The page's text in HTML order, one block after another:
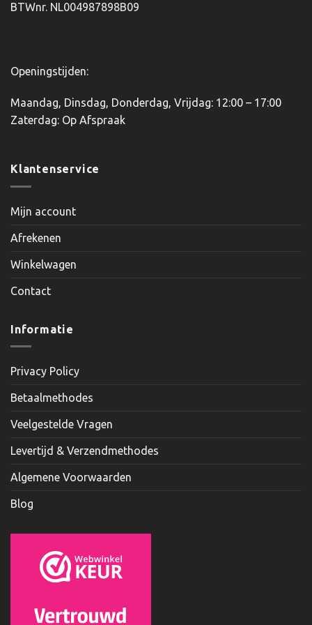
BTWnr. NL004987898B09
Openingstijden:
Maandag, Dinsdag, Donderdag, Vrijdag: 12:00 – 17:00
Zaterdag: Op Afspraak
Klantenservice
Mijn account
Afrekenen
Winkelwagen
Contact
Informatie
Privacy Policy
Betaalmethodes
Veelgestelde Vragen
Levertijd & Verzendmethodes
Algemene Voorwaarden
Blog